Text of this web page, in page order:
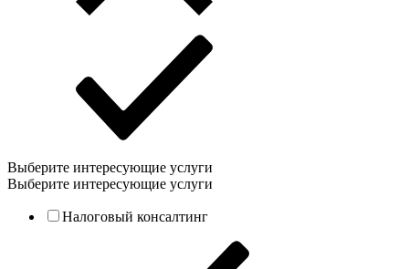
Выберите интересующие услуги
Выберите интересующие услуги
Налоговый консалтинг